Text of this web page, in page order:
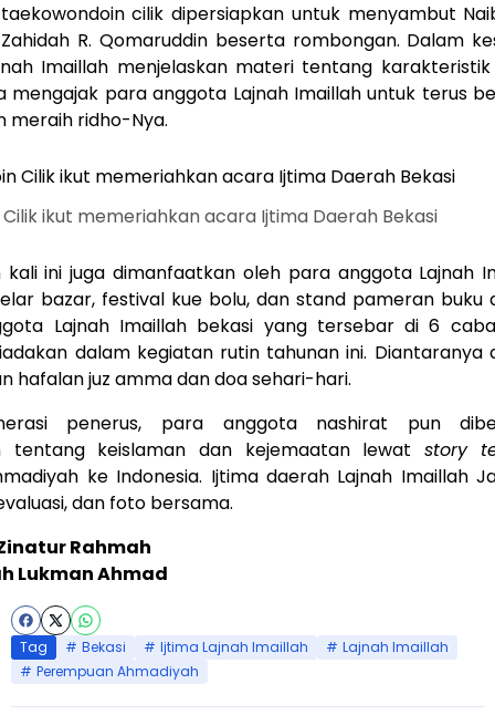
cilik dipersiapkan untuk menyambut
R. Qomaruddin beserta rombongan. Dalam
Imaillah menjelaskan materi tentang
mengajak para anggota Lajnah Imaillah untuk terus
meraih ridho-Nya.
ikut memeriahkan acara Ijtima Daerah Bekasi
ini juga dimanfaatkan oleh para anggota Lajnah
bazar, festival kue bolu, dan stand pameran
Lajnah Imaillah bekasi yang tersebar di 6
dalam kegiatan rutin tahunan ini. Diantaranya
hafalan juz amma dan doa sehari-hari.
penerus, para anggota nashirat pun
tentang keislaman dan kejemaatan lewat story
ke Indonesia. Ijtima daerah Lajnah Imaillah
dan foto bersama.
Rahmah
Lukman Ahmad
Tag Bekasi Ijtima Lajnah Imaillah
Lajnah Imaillah
Perempuan Ahmadiyah